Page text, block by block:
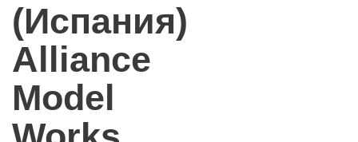
(Испания)
Alliance
Model